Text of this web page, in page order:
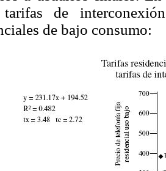
tarifas de
de bajo consumo: